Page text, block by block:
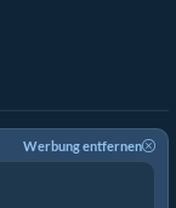
Werbung entfernen